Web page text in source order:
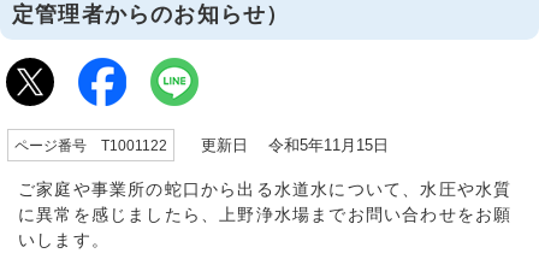
定管理者からのお知らせ）
ページ番号 T1001122 更新日 令和5年11月15日
ご家庭や事業所の蛇口から出る水道水について、水圧や水質
に異常を感じましたら、上野浄水場までお問い合わせをお願
いします。